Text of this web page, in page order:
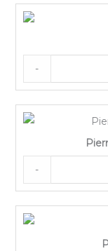
-
-